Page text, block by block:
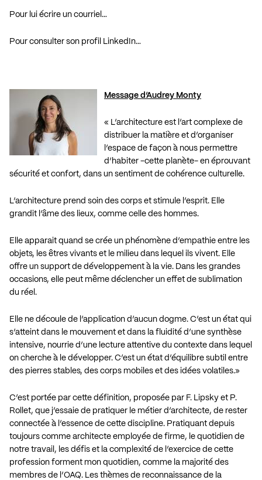
Pour lui écrire un courriel…
Pour consulter son profil LinkedIn…
Message d’Audrey Monty
« L’architecture est l’art complexe de
distribuer la matière et d’organiser
l’espace de façon à nous permettre
d’habiter -cette planète- en éprouvant
sécurité et confort, dans un sentiment de cohérence culturelle.
L’architecture prend soin des corps et stimule l’esprit. Elle
grandit l’âme des lieux, comme celle des hommes.
Elle apparait quand se crée un phénomène d’empathie entre les
objets, les êtres vivants et le milieu dans lequel ils vivent. Elle
offre un support de développement à la vie. Dans les grandes
occasions, elle peut même déclencher un effet de sublimation
du réel.
Elle ne découle de l’application d’aucun dogme. C’est un état qui
s’atteint dans le mouvement et dans la fluidité d’une synthèse
intensive, nourrie d’une lecture attentive du contexte dans lequel
on cherche à le développer. C’est un état d’équilibre subtil entre
des pierres stables, des corps mobiles et des idées volatiles.»
C’est portée par cette définition, proposée par F. Lipsky et P.
Rollet, que j’essaie de pratiquer le métier d’architecte, de rester
connectée à l’essence de cette discipline. Pratiquant depuis
toujours comme architecte employée de firme, le quotidien de
notre travail, les défis et la complexité de l’exercice de cette
profession forment mon quotidien, comme la majorité des
membres de l’OAQ. Les thèmes de reconnaissance de la